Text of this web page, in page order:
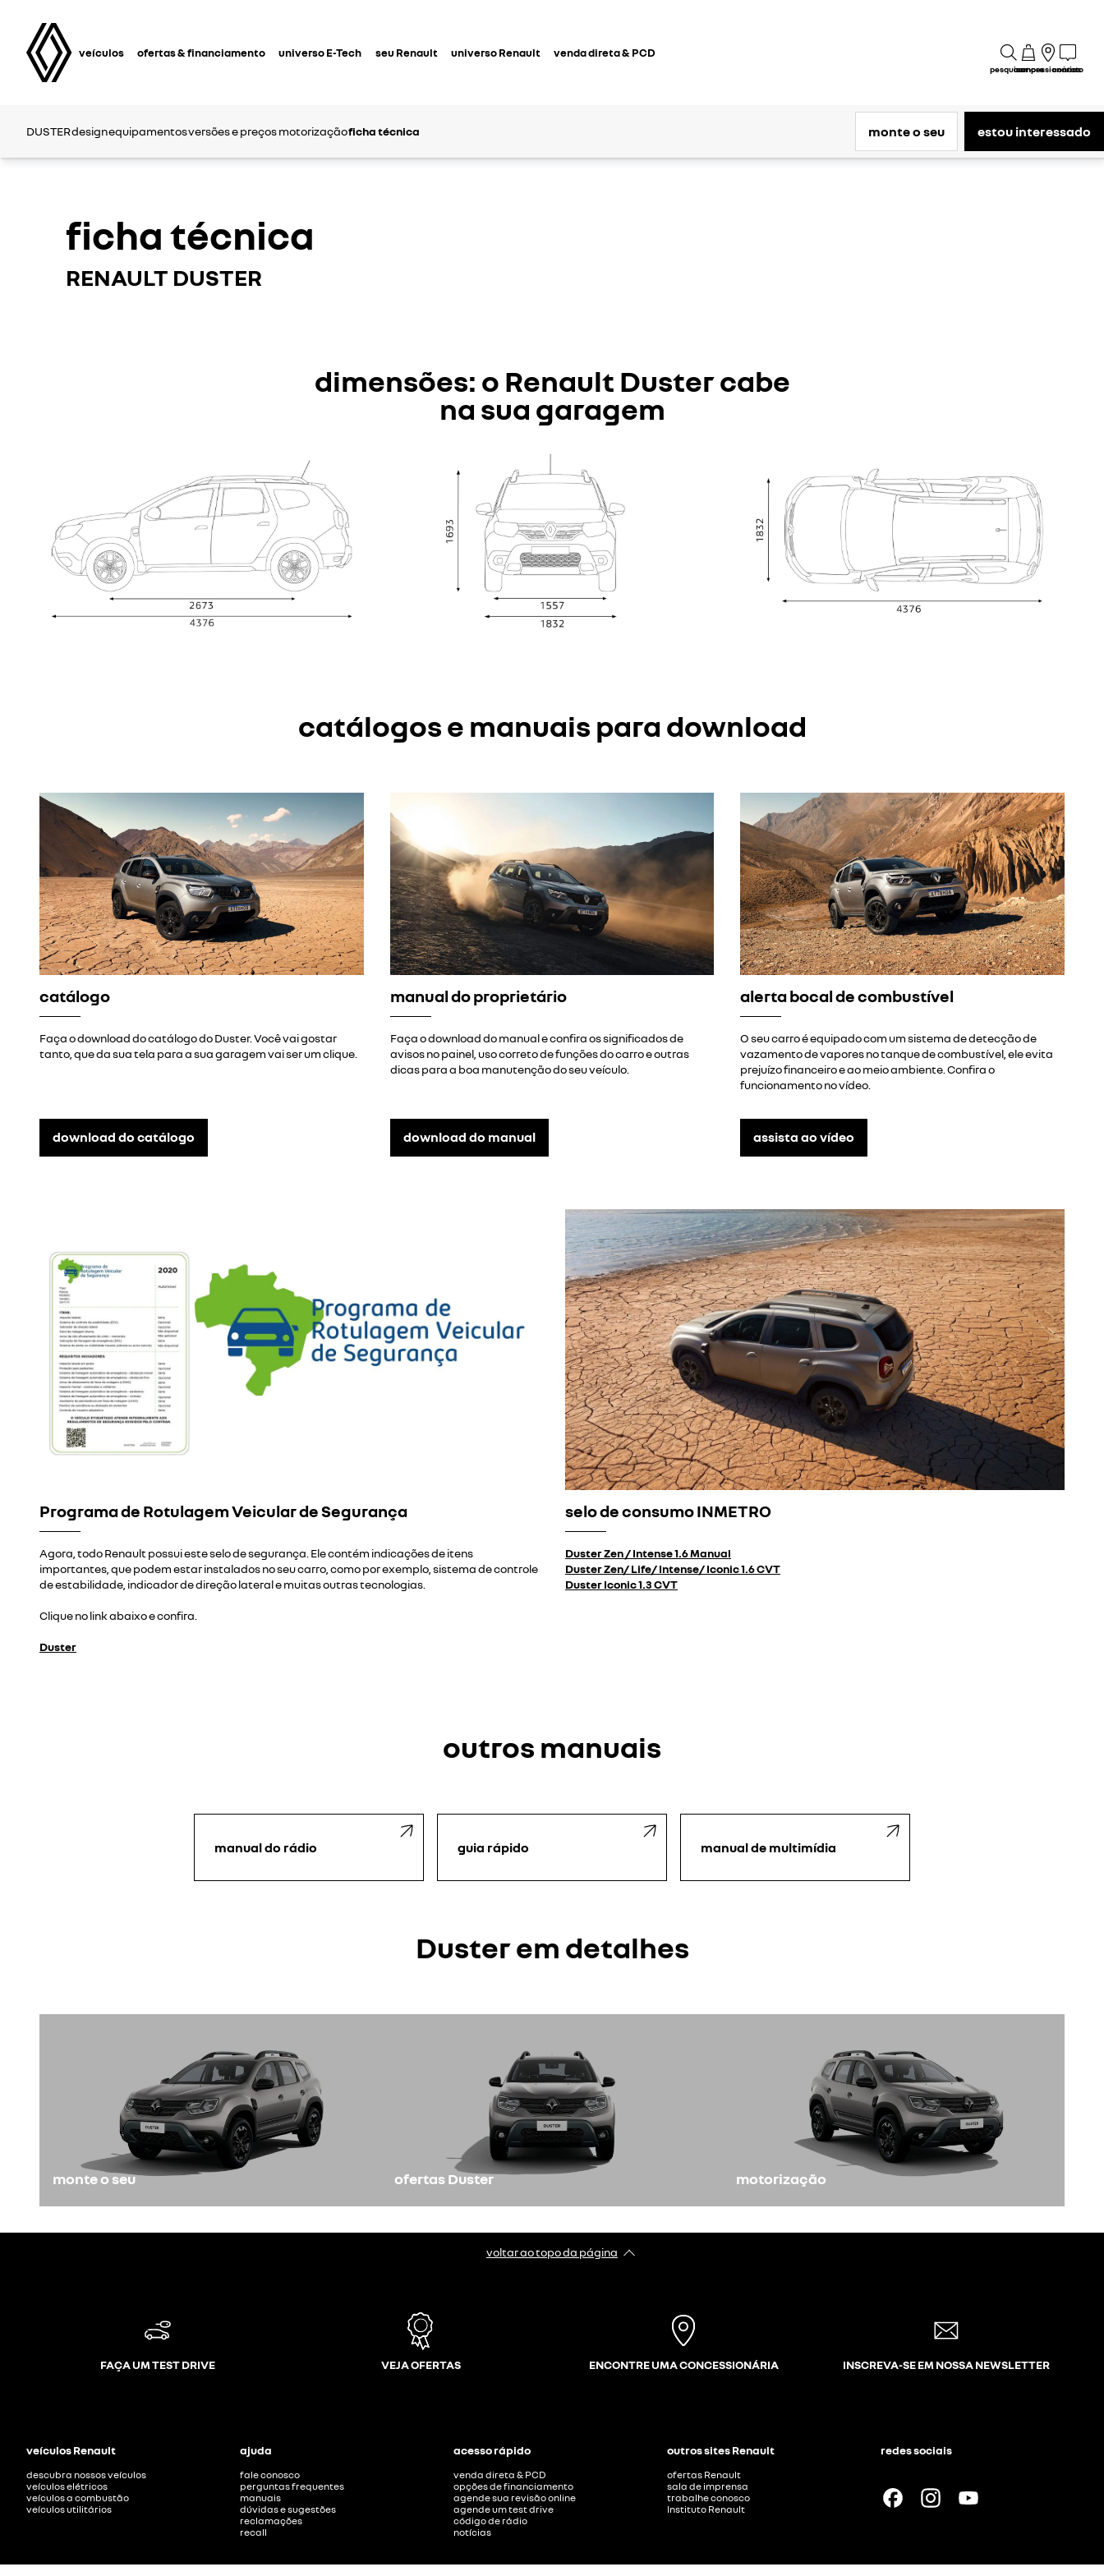
veículos ofertas & financiamento universo E-Tech seu Renault universo Renault venda direta & PCD
pesquisarcompre
concessionárias
contato
DUSTERdesignequipamentosversões e preçosmotorizaçãoficha técnica monte o seu estou interessado
ficha técnica
RENAULT DUSTER
dimensões: o Renault Duster cabe
na sua garagem
catálogos e manuais para download
catálogo
Faça o download do catálogo do Duster. Você vai gostar
tanto, que da sua tela para a sua garagem vai ser um clique.
download do catálogo
manual do proprietário
Faça o download do manual e confira os significados de
avisos no painel, uso correto de funções do carro e outras
dicas para a boa manutenção do seu veículo.
download do manual
alerta bocal de combustível
O seu carro é equipado com um sistema de detecção de
vazamento de vapores no tanque de combustível, ele evita
prejuízo financeiro e ao meio ambiente. Confira o
funcionamento no vídeo.
assista ao vídeo
Programa de Rotulagem Veicular de Segurança
Agora, todo Renault possui este selo de segurança. Ele contém indicações de itens
importantes, que podem estar instalados no seu carro, como por exemplo, sistema de controle
de estabilidade, indicador de direção lateral e muitas outras tecnologias.
Clique no link abaixo e confira.
Duster
selo de consumo INMETRO
Duster Zen / Intense 1.6 Manual
Duster Zen/ Life/ Intense/ Iconic 1.6 CVT
Duster Iconic 1.3 CVT
outros manuais
manual do rádio guia rápido manual de multimídia
Duster em detalhes
monte o seu ofertas Duster motorização
voltar ao topo da página
FAÇA UM TEST DRIVE VEJA OFERTAS ENCONTRE UMA CONCESSIONÁRIA INSCREVA-SE EM NOSSA NEWSLETTER
veículos Renault
descubra nossos veículos
veículos elétricos
veículos a combustão
veículos utilitários
ajuda
fale conosco
perguntas frequentes
manuais
dúvidas e sugestões
reclamações
recall
acesso rápido
venda direta & PCD
opções de financiamento
agende sua revisão online
agende um test drive
código de rádio
notícias
outros sites Renault
ofertas Renault
sala de imprensa
trabalhe conosco
Instituto Renault
redes sociais